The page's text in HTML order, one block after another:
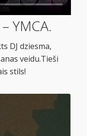
YMCA.
DJ dziesma,
veidu.Tieši
stils!